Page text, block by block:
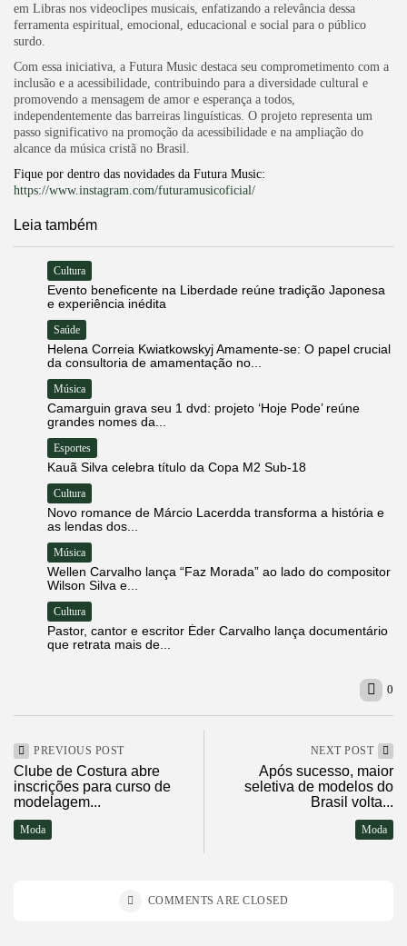
em Libras nos videoclipes musicais, enfatizando a relevância dessa
ferramenta espiritual, emocional, educacional e social para o público
surdo.
Com essa iniciativa, a Futura Music destaca seu comprometimento com a
inclusão e a acessibilidade, contribuindo para a diversidade cultural e
promovendo a mensagem de amor e esperança a todos,
independentemente das barreiras linguísticas. O projeto representa um
passo significativo na promoção da acessibilidade e na ampliação do
alcance da música cristã no Brasil.
Fique por dentro das novidades da Futura Music:
https://www.instagram.com/futuramusicoficial/
Leia também
Cultura
Evento beneficente na Liberdade reúne tradição Japonesa
e experiência inédita
Saúde
Helena Correia Kwiatkowskyj Amamente-se: O papel crucial
da consultoria de amamentação no...
Música
Camarguin grava seu 1 dvd: projeto ‘Hoje Pode’ reúne
grandes nomes da...
Esportes
Kauã Silva celebra título da Copa M2 Sub-18
Cultura
Novo romance de Márcio Lacerdda transforma a história e
as lendas dos...
Música
Wellen Carvalho lança “Faz Morada” ao lado do compositor
Wilson Silva e...
Cultura
Pastor, cantor e escritor Éder Carvalho lança documentário
que retrata mais de...
0
PREVIOUS POST
Clube de Costura abre
inscrições para curso de
modelagem...
Moda
NEXT POST
Após sucesso, maior
seletiva de modelos do
Brasil volta...
Moda
COMMENTS ARE CLOSED